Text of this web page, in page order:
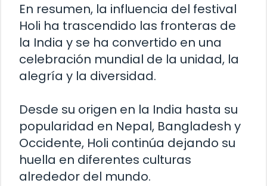
En resumen, la influencia del festival
Holi ha trascendido las fronteras de
la India y se ha convertido en una
celebración mundial de la unidad, la
alegría y la diversidad.
Desde su origen en la India hasta su
popularidad en Nepal, Bangladesh y
Occidente, Holi continúa dejando su
huella en diferentes culturas
alrededor del mundo.